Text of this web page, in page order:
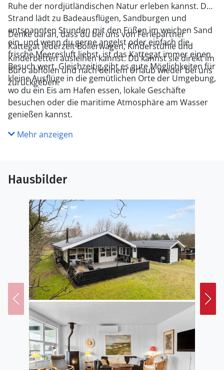
Ruhe der nordjütländischen Natur erleben kannst. Der
Strand lädt zu Badeausflügen, Sandburgen und
entspannten Stunden mit den Füßen im weichen Sand
ein, und wenn du gerne angelst oder einfach die
frische Meeresluft liebst, ist das Kattegat immer einen
Besuch wert. Gleichzeitig gibt es gute Möglichkeiten für
kleine Ausflüge in die gemütlichen Orte der Umgebung,
wo du ein Eis am Hafen essen, lokale Geschäfte
besuchen oder die maritime Atmosphäre am Wasser
genießen kannst.
Denke daran, dass du bei uns von Feriepartner
Kattegat jederzeit Bollerwagen, Kinderstühle und
Kinderbetten ausleihen kannst. Du kannst sie direkt im
Büro abholen und nach deinem Urlaub wieder bei uns
zurückgeben.
Mehr anzeigen
Hausbilder